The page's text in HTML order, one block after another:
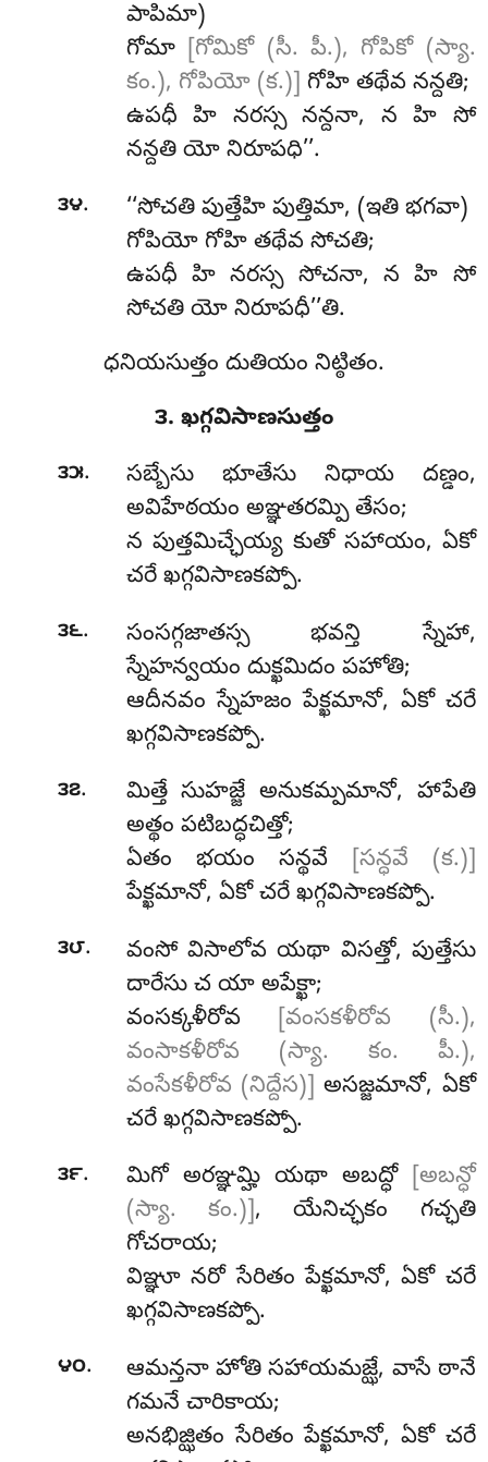
పాపిమా)
గోమా
[గోమికో (సీ. పీ.), గోపికో (స్యా.
కం.), గోపియో (క.)] గోహి తథేవ నన్దతి;
ఉపధీ హి నరస్స నన్దనా, న హి సో
నన్దతి యో నిరూపధి’’.
౩౪.
‘‘సోచతి పుత్తేహి పుత్తిమా, (ఇతి భగవా)
గోపియో గోహి తథేవ సోచతి;
ఉపధీ హి నరస్స సోచనా, న హి సో
సోచతి యో నిరూపధీ’’తి.
ధనియసుత్తం దుతియం నిట్ఠితం.
౩. ఖగ్గవిసాణసుత్తం
౩౫. సబ్బేసు భూతేసు నిధాయ దణ్డం,
అవిహేఠయం అఞ్ఞతరమ్పి తేసం;
న పుత్తమిచ్ఛేయ్య కుతో సహాయం, ఏకో
చరే ఖగ్గవిసాణకప్పో.
౩౬. సంసగ్గజాతస్సభవన్తి స్నేహా,
స్నేహన్వయం దుక్ఖమిదం పహోతి;
ఆదీనవం స్నేహజం పేక్ఖమానో, ఏకో చరే
ఖగ్గవిసాణకప్పో.
౩౭.
మిత్తే సుహజ్జే అనుకమ్పమానో, హాపేతి
అత్థం పటిబద్ధచిత్తో;
ఏతం భయం సన్థవే
[సన్ధవే (క.)]
పేక్ఖమానో, ఏకో చరే ఖగ్గవిసాణకప్పో.
౩౮.
వంసో విసాలోవ యథా విసత్తో, పుత్తేసు
దారేసు చ యా అపేక్ఖా;
వంసక్కళీరోవ
[వంసకళీరోవ (సీ.),
వంసాకళీరోవ (స్యా. కం. పీ.),
వంసేకళీరోవ (నిద్దేస)] అసజ్జమానో, ఏకో
చరే ఖగ్గవిసాణకప్పో.
౩౯. మిగో అరఞ్ఞమ్హి యథా అబద్ధో
[అబన్ధో
(స్యా. కం.)] , యేనిచ్ఛకం గచ్ఛతి
గోచరాయ;
విఞ్ఞూ నరో సేరితం పేక్ఖమానో, ఏకో చరే
ఖగ్గవిసాణకప్పో.
౪౦.
ఆమన్తనా హోతి సహాయమజ్ఝే, వాసే ఠానే
గమనే చారికాయ;
అనభిజ్ఝితం సేరితం పేక్ఖమానో, ఏకో చరే